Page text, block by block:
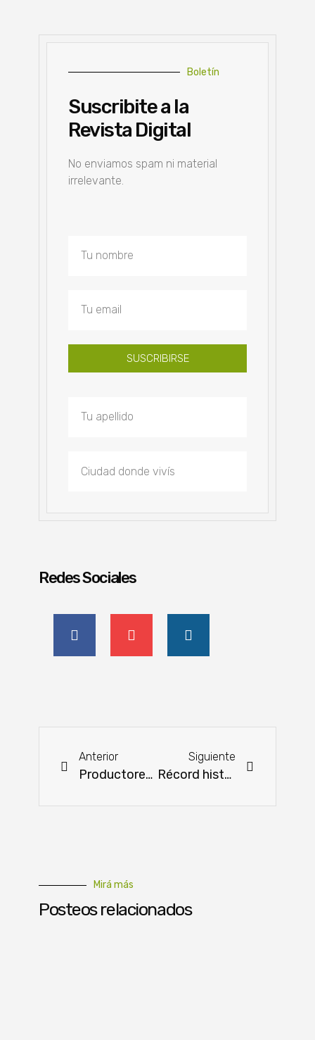
Boletín
Suscribite a la
Revista Digital
No enviamos spam ni material
irrelevante.
SUSCRIBIRSE
Redes Sociales
Anterior
Productores de Cordillera marcan la diferencia en cría de aves y cerdos
Siguiente
Récord histórico en exportaciones
Mirá más
Posteos relacionados